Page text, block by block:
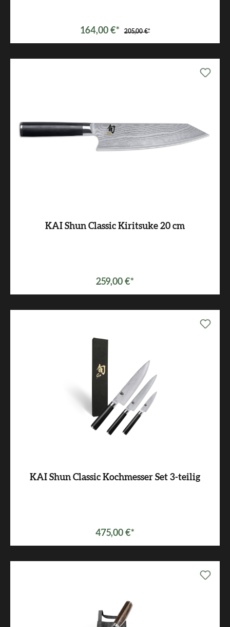
164,00 €* 205,00 €*
KAI Shun Classic Kiritsuke 20 cm
259,00 €*
KAI Shun Classic Kochmesser Set 3-teilig
475,00 €*